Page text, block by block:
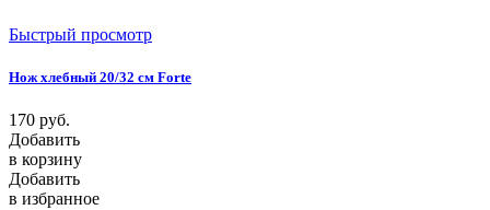
Быстрый просмотр
Нож хлебный 20/32 см Forte
170 руб.
Добавить
в корзину
Добавить
в избранное